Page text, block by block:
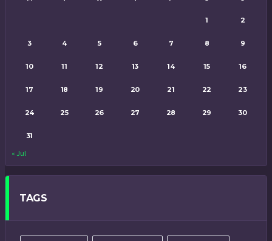
1 2
3 4 5 6 7 8 9
10 11 12 13 14 15 16
17 18 19 20 21 22 23
24 25 26 27 28 29 30
31
« Jul
TAGS